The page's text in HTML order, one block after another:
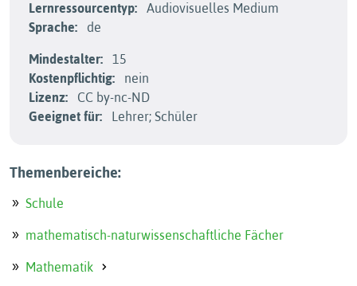
Lernressourcentyp:
Audiovisuelles Medium
Sprache:
de
Mindestalter:
15
Kostenpflichtig:
nein
Lizenz:
CC by-nc-ND
Geeignet für:
Lehrer; Schüler
Themenbereiche:
Schule
mathematisch-naturwissenschaftliche Fächer
Mathematik